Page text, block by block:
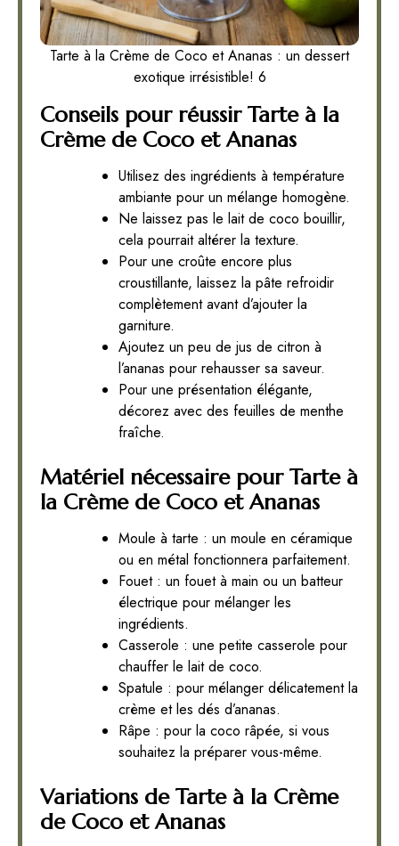
Tarte à la Crème de Coco et Ananas : un dessert
exotique irrésistible! 6
Conseils pour réussir Tarte à la
Crème de Coco et Ananas
Utilisez des ingrédients à température
ambiante pour un mélange homogène.
Ne laissez pas le lait de coco bouillir,
cela pourrait altérer la texture.
Pour une croûte encore plus
croustillante, laissez la pâte refroidir
complètement avant d’ajouter la
garniture.
Ajoutez un peu de jus de citron à
l’ananas pour rehausser sa saveur.
Pour une présentation élégante,
décorez avec des feuilles de menthe
fraîche.
Matériel nécessaire pour Tarte à
la Crème de Coco et Ananas
Moule à tarte : un moule en céramique
ou en métal fonctionnera parfaitement.
Fouet : un fouet à main ou un batteur
électrique pour mélanger les
ingrédients.
Casserole : une petite casserole pour
chauffer le lait de coco.
Spatule : pour mélanger délicatement la
crème et les dés d’ananas.
Râpe : pour la coco râpée, si vous
souhaitez la préparer vous-même.
Variations de Tarte à la Crème
de Coco et Ananas